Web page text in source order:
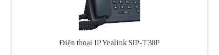
Điện thoại IP Yealink SIP-T30P